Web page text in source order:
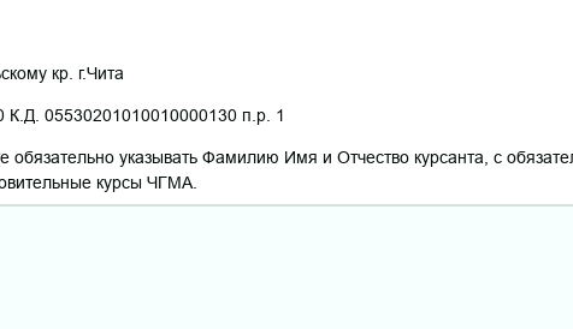
кр. г.Чита
05530201010010000130 п.р. 1
обязательно указывать Фамилию Имя и Отчество курсанта, с
курсы ЧГМА.